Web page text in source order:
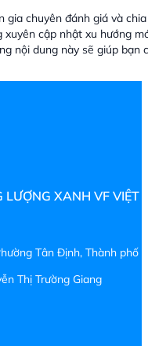
gia chuyên đánh giá và
cập nhật xu hướng
nội dung này sẽ giúp
XANH VF VIỆT
Tân Định, Thành phố
Thị Trường Giang